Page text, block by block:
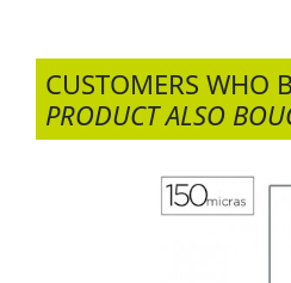
CUSTOMERS WHO
PRODUCT ALSO